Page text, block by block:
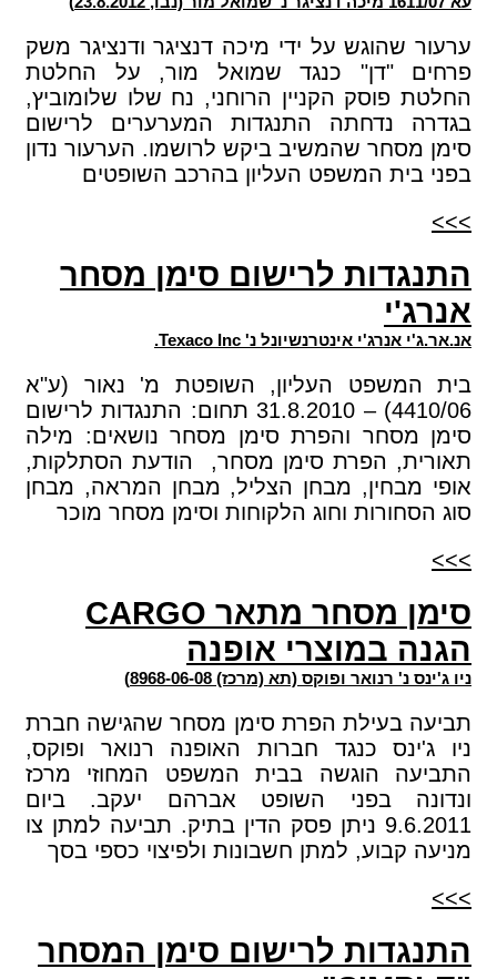
ערעור שהוגש על ידי מיכה דנציגר ודנציגר משק
פרחים "דן" כנגד שמואל מור, על החלטת
החלטת פוסק הקניין הרוחני, נח שלו שלומוביץ,
בגדרה נדחתה התנגדות המערערים לרישום
סימן מסחר שהמשיב ביקש לרושמו. הערעור נדון
בפני בית המשפט העליון בהרכב השופטים
>>>
התנגדות לרישום סימן מסחר
אנרג'י
אנ.אר.ג'י אנרג'י אינטרנשיונל נ' Texaco Inc.
בית המשפט העליון, השופטת מ' נאור (ע"א
4410/06) – 31.8.2010 תחום: התנגדות לרישום
סימן מסחר והפרת סימן מסחר נושאים: מילה
תאורית, הפרת סימן מסחר, הודעת הסתלקות,
אופי מבחין, מבחן הצליל, מבחן המראה, מבחן
סוג הסחורות וחוג הלקוחות וסימן מסחר מוכר
>>>
סימן מסחר מתאר CARGO
הגנה במוצרי אופנה
ניו ג'ינס נ' רנואר ופוקס (תא (מרכז) 8968-06-08)
תביעה בעילת הפרת סימן מסחר שהגישה חברת
ניו ג'ינס כנגד חברות האופנה רנואר ופוקס,
התביעה הוגשה בבית המשפט המחוזי מרכז
ונדונה בפני השופט אברהם יעקב. ביום
9.6.2011 ניתן פסק הדין בתיק. תביעה למתן צו
מניעה קבוע, למתן חשבונות ולפיצוי כספי בסך
>>>
התנגדות לרישום סימן המסחר